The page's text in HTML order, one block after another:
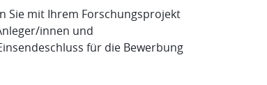
Sie mit Ihrem Forschungsprojekt
innen und
für die Bewerbung